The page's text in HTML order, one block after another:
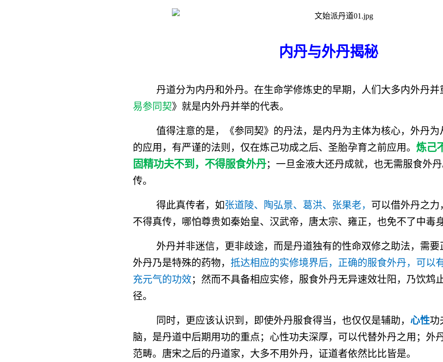
内丹与外丹揭秘
丹道分为内丹和外丹。在生命学修炼史的早期，人们大多内外丹并
易参同契》就是内外丹并举的代表。
值得注意的是，《参同契》的丹法，是内丹为主体为核心，外丹为
的应用，有严谨的法则，仅在炼己功成之后、圣胎孕育之前应用。 炼己
固精功夫不到，不得服食外丹；一旦金液大还丹成就，也无需服食外
传。
得此真传者，如张道陵、陶弘景、葛洪、张果老， 可以借外丹之力
不得真传，哪怕尊贵如秦始皇、汉武帝，唐太宗、雍正，也免不了中毒
外丹并非迷信，更非歧途，而是丹道独有的性命双修之助法，需要
外丹乃是特殊的药物， 抵达相应的实修境界后，正确的服食外丹，可以
充元气的功效；然而不具备相应实修，服食外丹无异速效壮阳，乃饮鸩
径。
同时，更应该认识到，即使外丹服食得当，也仅仅是辅助， 心性功
脑，是丹道中后期用功的重点； 心性功夫深厚，可以代替外丹之用；外
范畴。唐宋之后的丹道家，大多不用外丹，证道者依然比比皆是。